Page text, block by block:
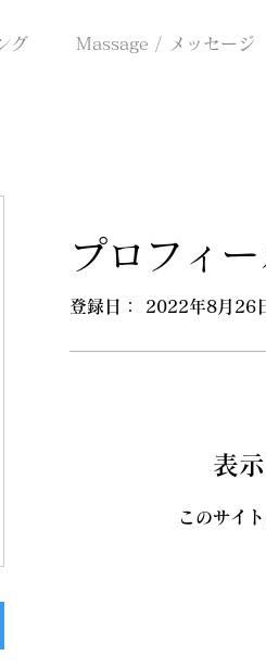
グ Massage / メッセージ
プロフィ
登録日： 2022年8月26
表
このサイ